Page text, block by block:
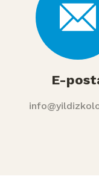
E-